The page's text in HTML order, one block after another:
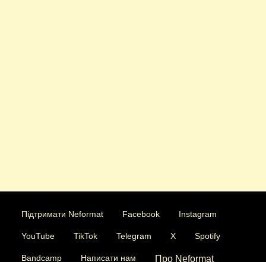
Підтримати Neformat Facebook Instagram
YouTube TikTok Telegram X Spotify
Bandcamp Написати нам Про Neformat